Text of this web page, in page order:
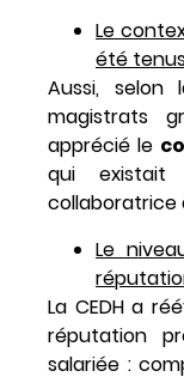
Le
été
Aussi, selon
magistrats
apprécié le
qui
collaboratrice
Le
La CEDH a
réputation
salariée :